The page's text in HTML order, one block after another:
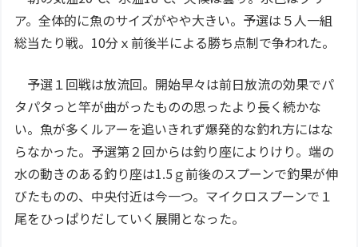
ア。全体的に魚のサイズがやや大きい。予選は５人一組
総当たり戦。10分ｘ前後半による勝ち点制で争われた。
予選１回戦は放流回。開始早々は前日放流の効果でパ
タパタっと竿が曲がったものの思ったより長く続かな
い。魚が多くルアーを追いきれず爆発的な釣れ方にはな
らなかった。予選第２回からは釣り座によりけり。端の
水の動きのある釣り座は1.5ｇ前後のスプーンで釣果が伸
びたものの、中央付近は今一つ。マイクロスプーンで１
尾をひっぱりだしていく展開となった。